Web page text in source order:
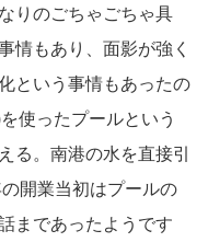
りのごちゃごちゃ具
情もあり、面影が強く
という事情もあったの
使ったプールという
る。南港の水を直接引
開業当初はプールの
まであったようです